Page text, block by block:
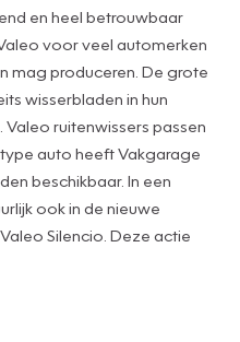
en heel betrouwbaar
voor veel automerken
mag produceren. De grote
wisserbladen in hun
ruitenwissers passen
auto heeft Vakgarage
beschikbaar. In een
ook in de nieuwe
Silencio. Deze actie